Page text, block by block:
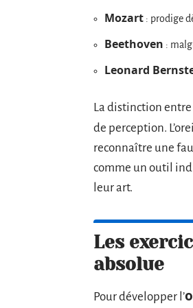
Mozart : prodige
Beethoven :
Leonard
La distinction
de perception.
reconnaître une
comme un outil
leur art.
Les
absolue
Pour développer l’